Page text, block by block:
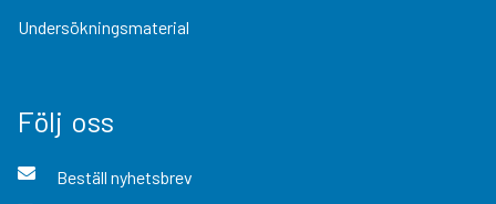
Undersökningsmaterial
Följ oss
Beställ nyhetsbrev